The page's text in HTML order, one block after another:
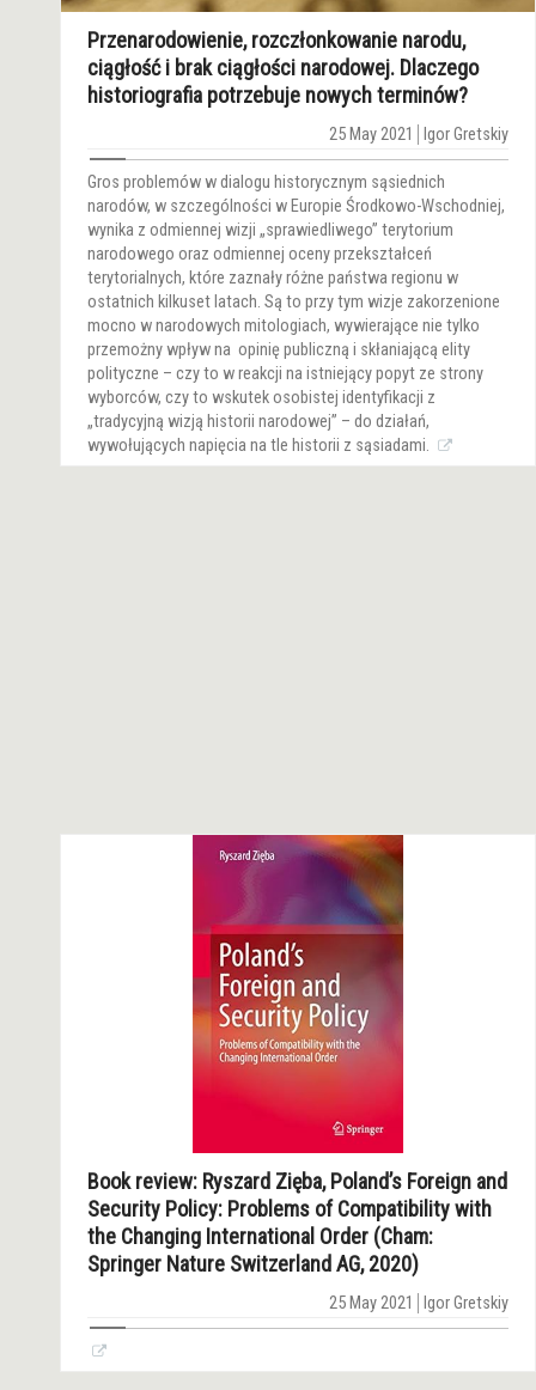
Przenarodowienie, rozczłonkowanie narodu,
ciągłość i brak ciągłości narodowej. Dlaczego
historiografia potrzebuje nowych terminów?
25 May 2021 Igor Gretskiy
Gros problemów w dialogu historycznym sąsiednich
narodów, w szczególności w Europie Środkowo-Wschodniej,
wynika z odmiennej wizji „sprawiedliwego” terytorium
narodowego oraz odmiennej oceny przekształceń
terytorialnych, które zaznały różne państwa regionu w
ostatnich kilkuset latach. Są to przy tym wizje zakorzenione
mocno w narodowych mitologiach, wywierające nie tylko
przemożny wpływ na opinię publiczną i skłaniającą elity
polityczne – czy to w reakcji na istniejący popyt ze strony
wyborców, czy to wskutek osobistej identyfikacji z
„tradycyjną wizją historii narodowej” – do działań,
wywołujących napięcia na tle historii z sąsiadami.
Book review: Ryszard Zięba, Poland’s Foreign and
Security Policy: Problems of Compatibility with
the Changing International Order (Cham:
Springer Nature Switzerland AG, 2020)
25 May 2021 Igor Gretskiy